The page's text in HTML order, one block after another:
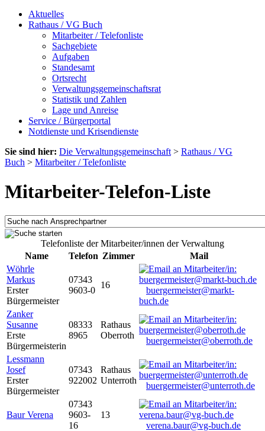
Aktuelles
Rathaus / VG Buch
Mitarbeiter / Telefonliste
Sachgebiete
Aufgaben
Standesamt
Ortsrecht
Verwaltungsgemeinschaftsrat
Statistik und Zahlen
Lage und Anreise
Service / Bürgerportal
Notdienste und Krisendienste
Sie sind hier: Die Verwaltungsgemeinschaft > Rathaus / VG
Buch > Mitarbeiter / Telefonliste
Mitarbeiter-Telefon-Liste
Telefonliste der Mitarbeiter/innen der Verwaltung
Name
Telefon Zimmer
Mail
Wöhrle
Markus
Erster
Bürgermeister
07343
9603-0
16
buergermeister@markt-
buch.de
Zanker
Susanne
Erste
Bürgermeisterin
08333
8965
Rathaus
Oberroth
buergermeister@oberroth.de
Lessmann
Josef
Erster
Bürgermeister
07343
922002
Rathaus
Unterroth
buergermeister@unterroth.de
Baur Verena
07343
9603-
16
13
verena.baur@vg-buch.de